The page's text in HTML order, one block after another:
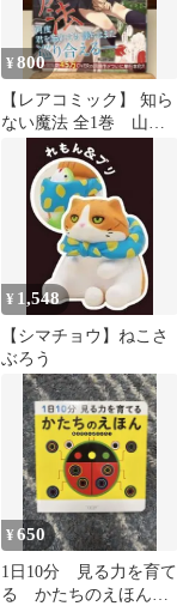
¥800
【レアコミック】 知ら
ない魔法 全1巻 山田
さぶろう / 著
¥ 1,548
【シマチョウ】ねこさ
ぶろう
¥650
1日10分 見る力を育て
る かたちのえほん